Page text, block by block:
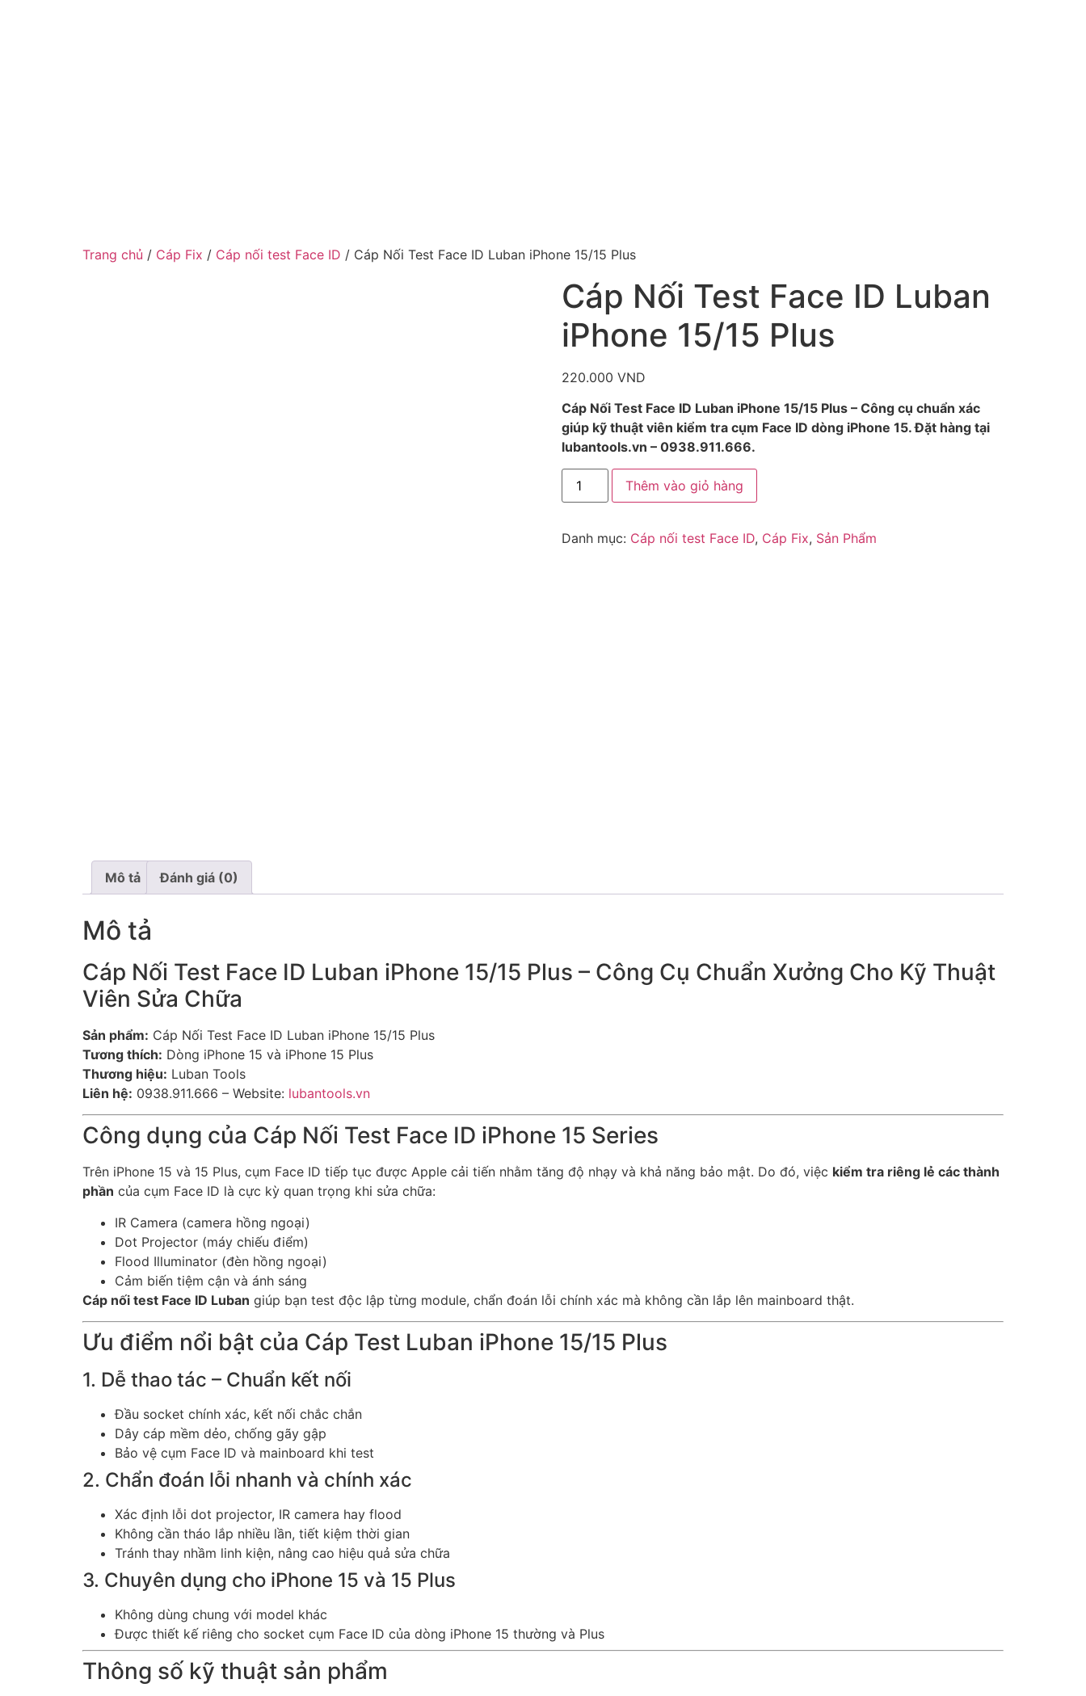
Trang chủ / Cáp Fix / Cáp nối test Face ID / Cáp Nối Test Face ID Luban iPhone 15/15 Plus
Cáp Nối Test Face ID Luban
iPhone 15/15 Plus
220.000 VND
Cáp Nối Test Face ID Luban iPhone 15/15 Plus – Công cụ chuẩn xác
giúp kỹ thuật viên kiểm tra cụm Face ID dòng iPhone 15. Đặt hàng tại
lubantools.vn – 0938.911.666.
Thêm vào giỏ hàng
Danh mục: Cáp nối test Face ID, Cáp Fix, Sản Phẩm
Mô tả Đánh giá (0)
Mô tả
Cáp Nối Test Face ID Luban iPhone 15/15 Plus – Công Cụ Chuẩn Xưởng Cho Kỹ Thuật
Viên Sửa Chữa
Sản phẩm: Cáp Nối Test Face ID Luban iPhone 15/15 Plus
Tương thích: Dòng iPhone 15 và iPhone 15 Plus
Thương hiệu: Luban Tools
Liên hệ: 0938.911.666 – Website: lubantools.vn
Công dụng của Cáp Nối Test Face ID iPhone 15 Series
Trên iPhone 15 và 15 Plus, cụm Face ID tiếp tục được Apple cải tiến nhằm tăng độ nhạy và khả năng bảo mật. Do đó, việc kiểm tra riêng lẻ các thành
phần của cụm Face ID là cực kỳ quan trọng khi sửa chữa:
IR Camera (camera hồng ngoại)
Dot Projector (máy chiếu điểm)
Flood Illuminator (đèn hồng ngoại)
Cảm biến tiệm cận và ánh sáng
Cáp nối test Face ID Luban giúp bạn test độc lập từng module, chẩn đoán lỗi chính xác mà không cần lắp lên mainboard thật.
Ưu điểm nổi bật của Cáp Test Luban iPhone 15/15 Plus
1. Dễ thao tác – Chuẩn kết nối
Đầu socket chính xác, kết nối chắc chắn
Dây cáp mềm dẻo, chống gãy gập
Bảo vệ cụm Face ID và mainboard khi test
2. Chẩn đoán lỗi nhanh và chính xác
Xác định lỗi dot projector, IR camera hay flood
Không cần tháo lắp nhiều lần, tiết kiệm thời gian
Tránh thay nhầm linh kiện, nâng cao hiệu quả sửa chữa
3. Chuyên dụng cho iPhone 15 và 15 Plus
Không dùng chung với model khác
Được thiết kế riêng cho socket cụm Face ID của dòng iPhone 15 thường và Plus
Thông số kỹ thuật sản phẩm